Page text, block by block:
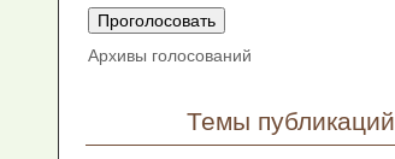
Архивы голосований
Темы публикаций